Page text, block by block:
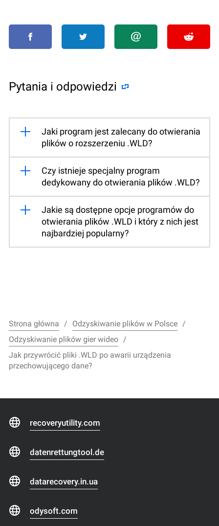
Pytania i odpowiedzi
Jaki program jest zalecany do otwierania
plików o rozszerzeniu .WLD?
Czy istnieje specjalny program
dedykowany do otwierania plików .WLD?
Jakie są dostępne opcje programów do
otwierania plików .WLD i który z nich jest
najbardziej popularny?
Strona główna
Odzyskiwanie plików w Polsce
Odzyskiwanie plików gier wideo
Jak przywrócić pliki .WLD po awarii urządzenia
przechowującego dane?
recoveryutility.com
datenrettungtool.de
datarecovery.in.ua
odysoft.com